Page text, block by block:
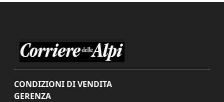
CONDIZIONI DI VENDITA
GERENZA